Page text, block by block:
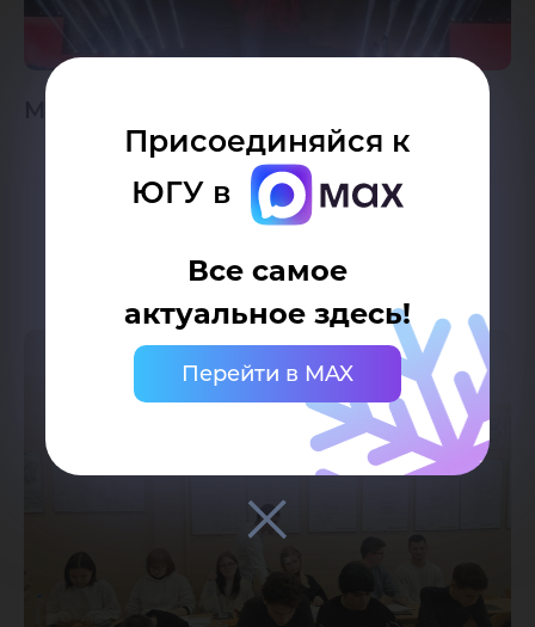
Присоединяйся к
ЮГУ в
Все самое
актуальное здесь!
Перейти в MAX